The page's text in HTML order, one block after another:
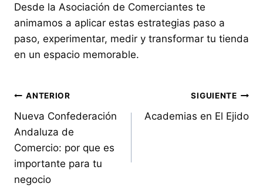
Desde la Asociación de Comerciantes te
animamos a aplicar estas estrategias paso a
paso, experimentar, medir y transformar tu tienda
en un espacio memorable.
Navegación
de
entradas
ANTERIOR
Nueva Confederación
Andaluza de
Comercio: por que es
importante para tu
negocio
SIGUIENTE
Academias en El Ejido